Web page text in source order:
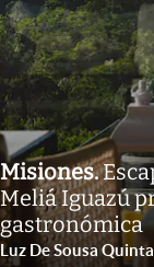
Misiones.
Meliá Iguazú
gastronómica
Luz De Sousa